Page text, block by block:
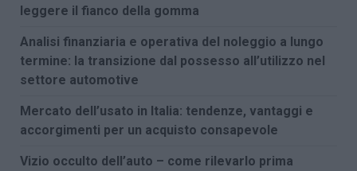
leggere il fianco della gomma
Analisi finanziaria e operativa del noleggio a lungo
termine: la transizione dal possesso all’utilizzo nel
settore automotive
Mercato dell’usato in Italia: tendenze, vantaggi e
accorgimenti per un acquisto consapevole
Vizio occulto dell’auto – come rilevarlo prima